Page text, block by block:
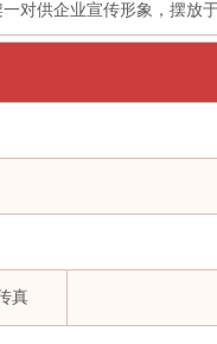
院
分公司
对供企业宣传形象，摆放
真